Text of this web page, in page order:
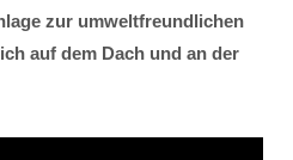
zur umweltfreundlichen
auf dem Dach und an der